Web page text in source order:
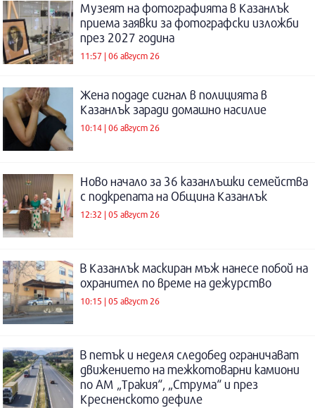
Музеят на фотографията в Казанлък
приема заявки за фотографски изложби
през 2027 година
11:57 | 06 август 26
Жена подаде сигнал в полицията в
Казанлък заради домашно насилие
10:14 | 06 август 26
Ново начало за 36 казанлъшки семейства
с подкрепата на Община Казанлък
12:32 | 05 август 26
В Казанлък маскиран мъж нанесе побой на
охранител по време на дежурство
10:15 | 05 август 26
В петък и неделя следобед ограничават
движението на тежкотоварни камиони
по АМ „Тракия“, „Струма“ и през
Кресненското дефиле